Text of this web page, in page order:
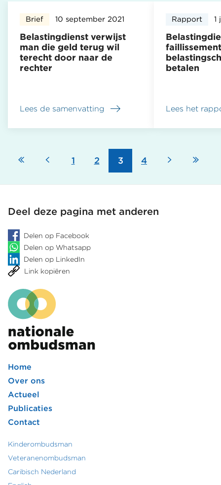
Belastingdienst verwijst
man die geld terug wil
terecht door naar de
rechter
Brief 10 september 2021
Lees de samenvatting
over
geld
naar
rechter
betalen
Rapport 1
Lees het
over
terecht
Paginering
Eerste
pagina
Vorige
pagina
Pagina
1 Pagina
2 Pagina
3 Pagina
4 Volgende
pagina
Deel deze pagina met anderen
Delen op Facebook
Delen op Whatsapp
Delen op LinkedIn
Link kopiëren
Footer
hoofdmenu
Home
Over ons
Actueel
Publicaties
Contact
Footer
secundair
Kinderombudsman
Veteranenombudsman
Caribisch Nederland